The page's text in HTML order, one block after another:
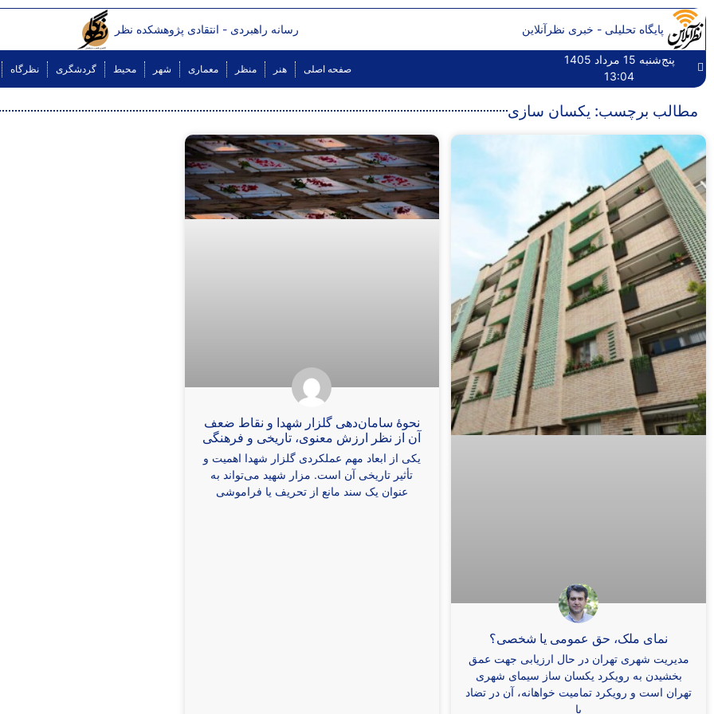
پایگاه تحلیلی - خبری نظرآنلاین رسانه راهبردی - انتقادی پژوهشکده نظر
پنج‌شنبه 15 مرداد 1405
13:04
صفحه اصلی هنر منظر معماری شهر محیط گردشگری نظرگاه
مطالب برچسب: یکسان سازی
نمای ملک، حق عمومی یا شخصی؟
مدیریت شهری تهران در حال ارزیابی جهت عمق
بخشیدن به رویکرد یکسان ساز سیمای شهری
تهران است و رویکرد تمامیت خواهانه، آن در تضاد
با
نحوۀ سامان‌دهی گلزار شهدا و نقاط ضعف
آن از نظر ارزش معنوی، تاریخی و فرهنگی
یکی از ابعاد مهم عملکردی گلزار شهدا اهمیت و
تأثیر تاریخی آن است. مزار شهید می‌تواند به
عنوان یک سند مانع از تحریف یا فراموشی